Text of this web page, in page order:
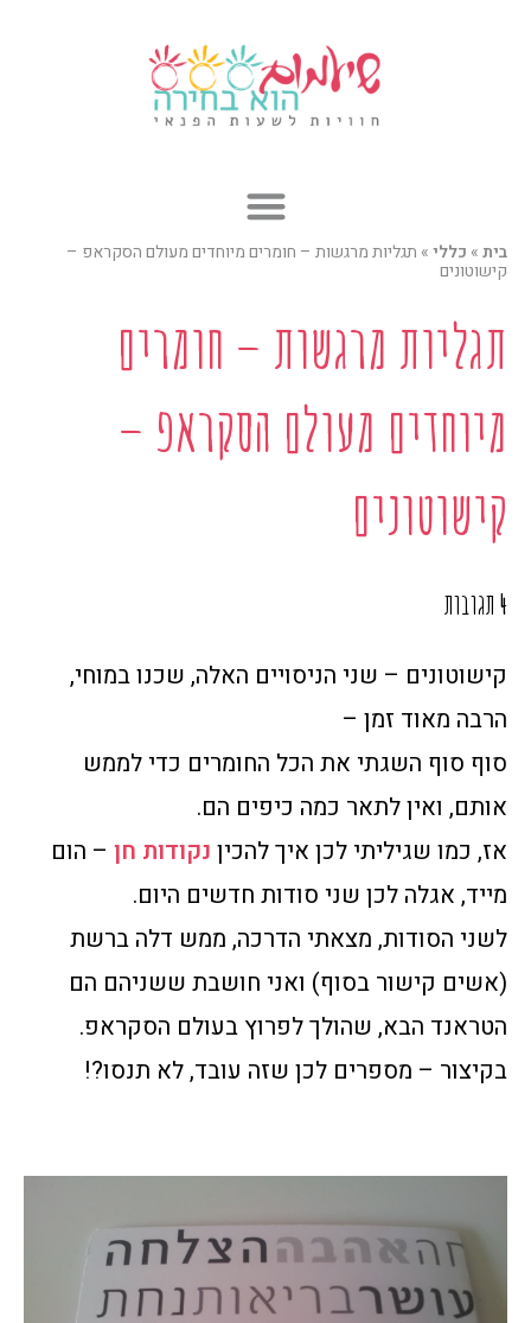
בית» כללי» תגליות מרגשות – חומרים מיוחדים מעולם הסקראפ –
קישוטונים
תגליות מרגשות – חומרים
מיוחדים מעולם הסקראפ –
קישוטונים
4 תגובות
קישוטונים – שני הניסויים האלה, שכנו במוחי,
הרבה מאוד זמן –
סוף סוף השגתי את הכל החומרים כדי לממש
אותם, ואין לתאר כמה כיפים הם.
אז, כמו שגיליתי לכן איך להכין נקודות חן – הום
מייד, אגלה לכן שני סודות חדשים היום.
לשני הסודות, מצאתי הדרכה, ממש דלה ברשת
(אשים קישור בסוף) ואני חושבת ששניהם הם
הטראנד הבא, שהולך לפרוץ בעולם הסקראפ.
בקיצור – מספרים לכן שזה עובד, לא תנסו?!